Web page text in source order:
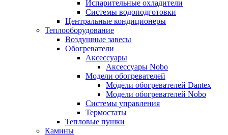
Испарительные охладители
Системы водоподготовки
Центральные кондиционеры
Теплооборудование
Воздушные завесы
Обогреватели
Аксессуары
Аксессуары Nobo
Модели обогревателей
Модели обогревателей Dantex
Модели обогревателей Nobo
Системы управления
Термостаты
Тепловые пушки
Камины